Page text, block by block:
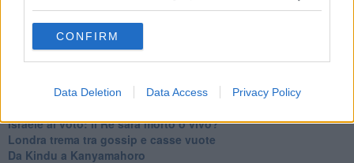
CONFIRM
Data Deletion Data Access Privacy Policy
Biden chiama ma Netanyahu non risponde
Niente di nuovo in Medioriente
La forza di Boris Johnson
Biden nuovo alleato armeno contro la Turchia
Richiami neo ottomani, la Francia guarda sospetta
Israele al voto: il Re sarà morto o vivo?
Londra trema tra gossip e casse vuote
Da Kindu a Kanyamahoro